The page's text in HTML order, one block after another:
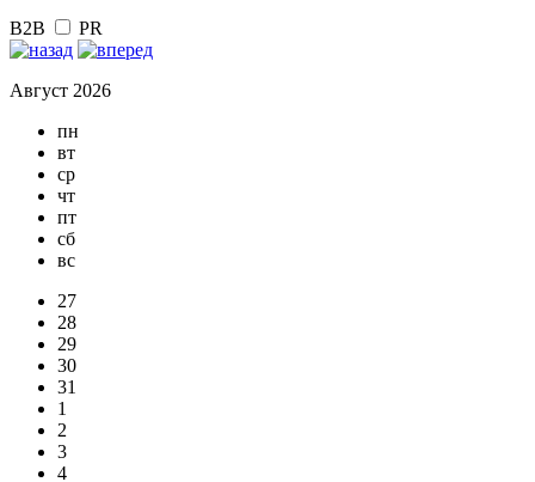
B2B PR
Август 2026
пн
вт
ср
чт
пт
сб
вс
27
28
29
30
31
1
2
3
4